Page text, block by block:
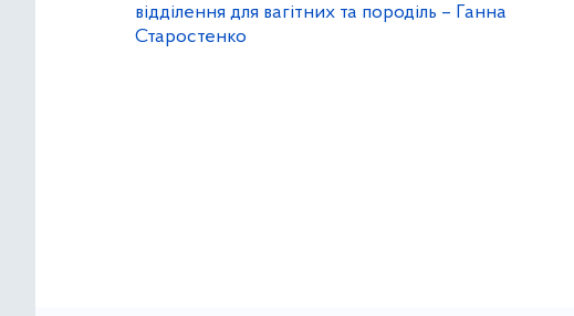
відділення для вагітних та породіль – Ганна
Старостенко